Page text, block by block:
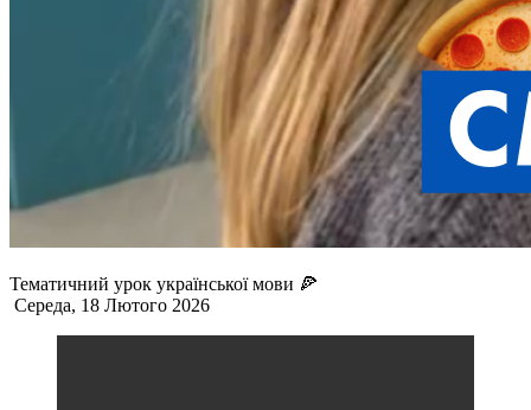
Тематичний урок української мови 🍕
Середа, 18 Лютого 2026